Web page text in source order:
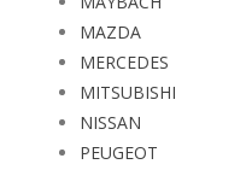
MAZDA
MERCEDES
MITSUBISHI
NISSAN
PEUGEOT